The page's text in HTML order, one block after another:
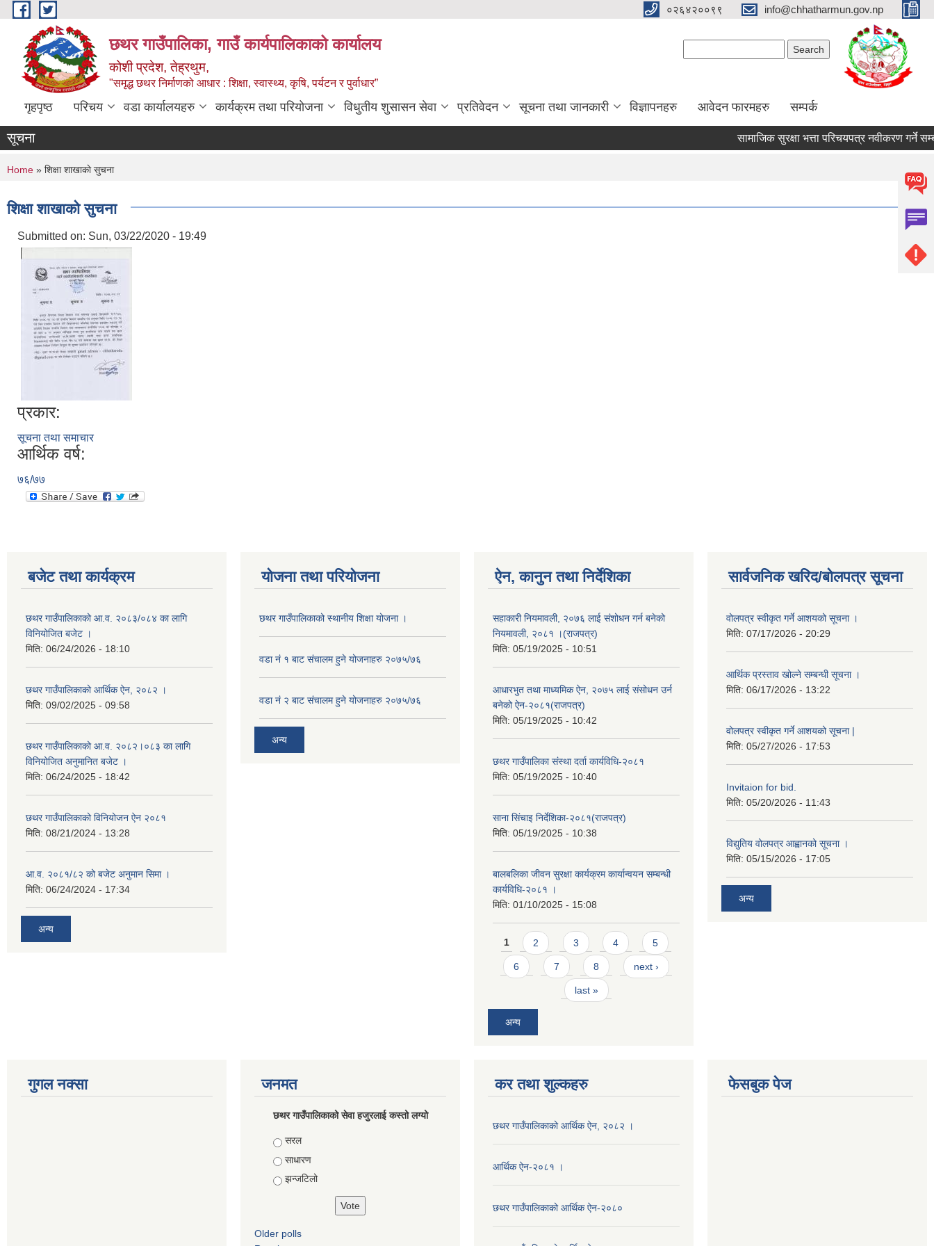
Skip to main content ०२६४२००९९ info@chhatharmun.gov.np
छथर गाउँपालिका, गाउँ कार्यपालिकाको कार्यालय
कोशी प्रदेश, तेह्रथुम,
"समृद्ध छथर निर्माणको आधार : शिक्षा, स्वास्थ्य, कृषि, पर्यटन र पुर्वाधार”
गृहपृष्ठ परिचय वडा कार्यालयहरु कार्यक्रम तथा परियोजना विधुतीय शुसासन सेवा प्रतिवेदन सूचना तथा जानकारी विज्ञापनहरु आवेदन फारमहरु सम्पर्क
सूचना सामाजिक सुरक्षा भत्ता परिचयपत्र नवीकरण गर्ने
You are here
Home » शिक्षा शाखाकाे सुचना
शिक्षा शाखाकाे सुचना
Submitted on: Sun, 03/22/2020 - 19:49
प्रकार:
सूचना तथा समाचार
आर्थिक वर्ष:
७६/७७
बजेट तथा कार्यक्रम
छथर गाउँपालिकाको आ.व. २०८३/०८४ का लागि
विनियोजित बजेट ।
मिति: 06/24/2026 - 18:10
छथर गाउँपालिकाको आर्थिक ऐन, २०८२ ।
मिति: 09/02/2025 - 09:58
छथर गाउँपालिकाको आ.व. २०८२।०८३ का लागि
विनियोजित अनुमानित बजेट ।
मिति: 06/24/2025 - 18:42
छथर गाउँपालिकाको विनियोजन ऐन २०८१
मिति: 08/21/2024 - 13:28
आ.व. २०८१/८२ को बजेट अनुमान सिमा ।
मिति: 06/24/2024 - 17:34
अन्य
योजना तथा परियोजना
छथर गाउँपालिकाको स्थानीय शिक्षा योजना ।
वडा नं १ बाट संचालम हुने योजनाहरु २०७५/७६
वडा नं २ बाट संचालम हुने योजनाहरु २०७५/७६
अन्य
ऐन, कानुन तथा निर्देशिका
सहाकारी नियमावली, २०७६ लाई संशोधन गर्न बनेको
नियमावली, २०८१ ।(राजपत्र)
मिति: 05/19/2025 - 10:51
आधारभुत तथा माध्यमिक ऐन, २०७५ लाई संसोधन उर्न
बनेको ऐन-२०८१(राजपत्र)
मिति: 05/19/2025 - 10:42
छथर गाउँपालिका संस्था दर्ता कार्यविधि-२०८१
मिति: 05/19/2025 - 10:40
साना सिंचाइ निर्देशिका-२०८१(राजपत्र)
मिति: 05/19/2025 - 10:38
बालबलिका जीवन सुरक्षा कार्यक्रम कार्यान्वयन सम्बन्धी
कार्यविधि-२०८१ ।
मिति: 01/10/2025 - 15:08
Pages
1 2 3 4 5
6 7 8 next ›
last »
अन्य
सार्वजनिक खरिद/बोलपत्र सूचना
वोलपत्र स्वीकृत गर्ने आशयको सूचना ।
मिति: 07/17/2026 - 20:29
आर्थिक प्रस्ताव खोल्ने सम्बन्धी सूचना ।
मिति: 06/17/2026 - 13:22
वोलपत्र स्वीकृत गर्ने आशयको सूचना |
मिति: 05/27/2026 - 17:53
Invitaion for bid.
मिति: 05/20/2026 - 11:43
विद्युतिय वोलपत्र आह्वानको सूचना ।
मिति: 05/15/2026 - 17:05
अन्य
गुगल नक्सा जनमत
छथर गाउँपालिकाको सेवा हजुरलाई कस्तो लग्यो
Choices
सरल
साधारण
झन्जटिलो
Older polls
कर तथा शुल्कहरु
छथर गाउँपालिकाको आर्थिक ऐन, २०८२ ।
आर्थिक ऐन-२०८१ ।
छथर गाउँपालिकाको आर्थिक ऐन-२०८०
फेसबुक पेज